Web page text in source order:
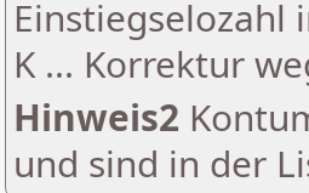
Einstiegselozahl
K ... Korrektur
Hinweis2
und sind in der